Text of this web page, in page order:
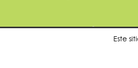
Este